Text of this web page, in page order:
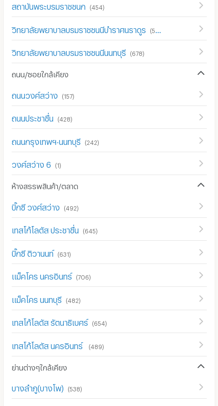
สถาบันพระบรมราชชนก (454 )
วิทยาลัยพยาบาลบรมราชชนนีบำราศนราดูร (529
วิทยาลัยพยาบาลบรมราชชนนีนนทบุรี (678)
ถนน/ซอยใกล้เคียง
ถนนวงศ์สว่าง (157)
ถนนประชาชื่น (428)
ถนนกรุงเทพฯ-นนทบุรี (242)
วงศ์สว่าง 6 (1)
ห้างสรรพสินค้า/ตลาด
บิ๊กซี วงศ์สว่าง (492)
เทสโก้โลตัส ประชาชื่น (645)
บิ๊กซี ติวานนท์ (631)
แม็คโคร นครอินทร์ (706)
แม็คโคร นนทบุรี (482)
เทสโก้โลตัส รัตนาธิเบศร์ (654 )
เทสโก้โลตัส นครอินทร์ (489)
ย่านต่างๆใกล้เคียง
บางลำภู(บางโพ) (538)